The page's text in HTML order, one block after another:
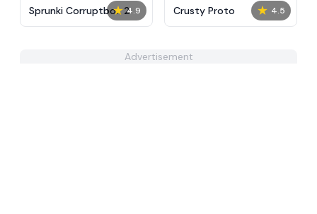
★ 4.9
Sprunki Corruptbox 2 ★ 4.5
Crusty Proto
Advertisement